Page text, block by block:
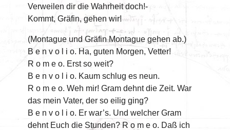
Verweilen dir die Wahrheit doch!-
Kommt, Gräfin, gehen wir!
(Montague und Gräfin Montague gehen ab.)
B e n v o l i o. Ha, guten Morgen, Vetter!
R o m e o. Erst so weit?
B e n v o l i o. Kaum schlug es neun.
R o m e o. Weh mir! Gram dehnt die Zeit. War
das mein Vater, der so eilig ging?
B e n v o l i o. Er war’s. Und welcher Gram
dehnt Euch die Stunden? R o m e o. Daß ich